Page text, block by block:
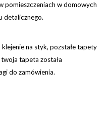
pomieszczeniach w domowych
detalicznego.
na styk, pozstałe tapety
twoja tapeta została
do zamówienia.